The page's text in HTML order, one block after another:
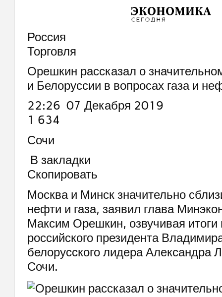
Россия
Торговля
Орешкин рассказал о
и Белоруссии в вопросах газа и
22:26 07 Декабря 2019
1 634
Сочи
В закладки
Скопировать
Москва и Минск значительно
нефти и газа, заявил глава
Максим Орешкин, озвучивая итоги
российского президента
белорусского лидера Александра
Сочи.